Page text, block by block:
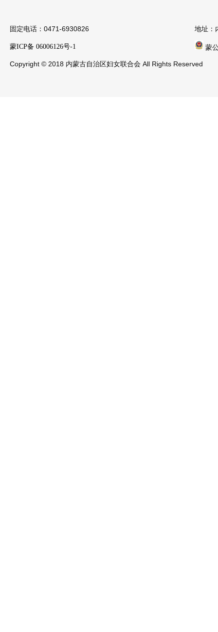
固定电话：0471-6930826 地址：
蒙ICP备 06006126号-1 蒙
Copyright © 2018 内蒙古自治区妇女联合会 All Rights Reserved